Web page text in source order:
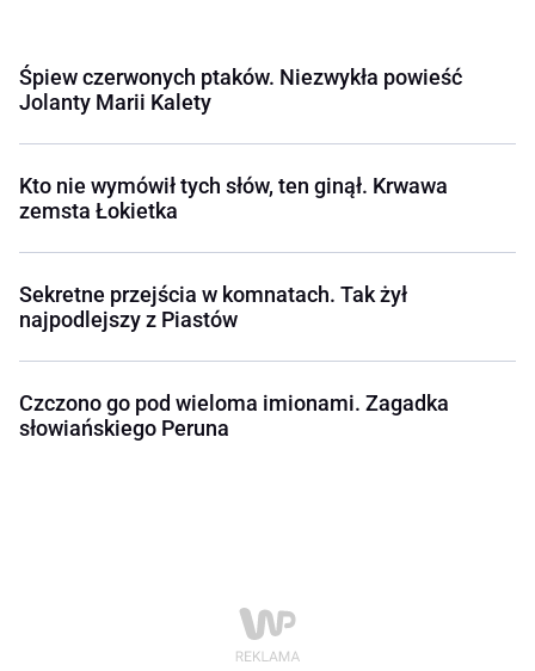
Śpiew czerwonych ptaków. Niezwykła powieść
Jolanty Marii Kalety
Kto nie wymówił tych słów, ten ginął. Krwawa
zemsta Łokietka
Sekretne przejścia w komnatach. Tak żył
najpodlejszy z Piastów
Czczono go pod wieloma imionami. Zagadka
słowiańskiego Peruna